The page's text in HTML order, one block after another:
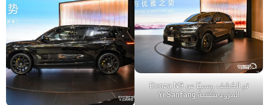
تم الكشف رسميًا عن Denza N9
المزود بتقنية Yi Sanfang